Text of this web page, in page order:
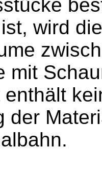
wird
mit
enthält
der